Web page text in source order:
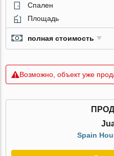
Спален
Площадь
полная стоимость
Возможно, объект уже
Spain